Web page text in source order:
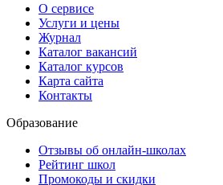
О сервисе
Услуги и цены
Журнал
Каталог вакансий
Каталог курсов
Карта сайта
Контакты
Образование
Отзывы об онлайн-школах
Рейтинг школ
Промокоды и скидки